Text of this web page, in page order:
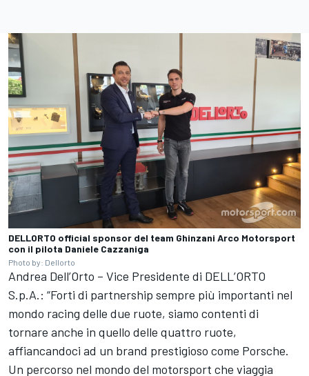
DELLORTO official sponsor del team Ghinzani Arco Motorsport
con il pilota Daniele Cazzaniga
Photo by: Dellorto
Andrea Dell’Orto – Vice Presidente di DELL’ORTO
S.p.A.: “Forti di partnership sempre più importanti nel
mondo racing delle due ruote, siamo contenti di
tornare anche in quello delle quattro ruote,
affiancandoci ad un brand prestigioso come Porsche.
Un percorso nel mondo del motorsport che viaggia